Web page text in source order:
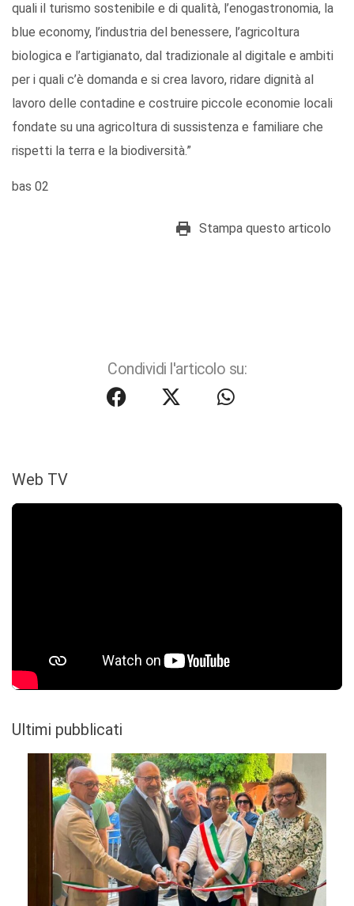
quali il turismo sostenibile e di qualità, l’enogastronomia, la
blue economy, l’industria del benessere, l’agricoltura
biologica e l’artigianato, dal tradizionale al digitale e ambiti
per i quali c’è domanda e si crea lavoro, ridare dignità al
lavoro delle contadine e costruire piccole economie locali
fondate su una agricoltura di sussistenza e familiare che
rispetti la terra e la biodiversità.”
bas 02
Stampa questo articolo
Condividi l'articolo su:
Web TV
Ultimi pubblicati